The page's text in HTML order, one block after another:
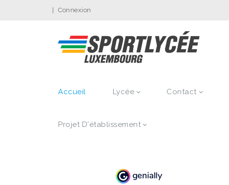
Connexion
Accueil Lycée Contact
Projet D'établissement